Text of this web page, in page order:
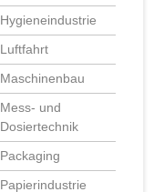
Hygieneindustrie
Luftfahrt
Maschinenbau
Mess- und
Dosiertechnik
Packaging
Papierindustrie